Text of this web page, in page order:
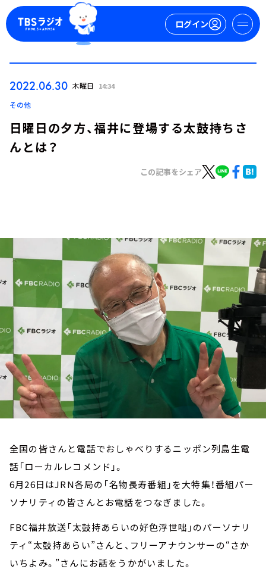
ログイン
トピックス
TBS Podcast
イベント・グッズ
YouTube
会社情報
2022.06.30 木曜日 14:34
その他
日曜日の夕方、福井に登場する太鼓持ちさ
んとは？
この記事をシェア
全国の皆さんと電話でおしゃべりするニッポン列島生電
話「ローカルレコメンド」。
6月26日はJRN各局の「名物長寿番組」を大特集！番組パー
ソナリティの皆さんとお電話をつなぎました。
FBC福井放送「太鼓持あらいの好色浮世咄」のパーソナリ
ティ“太鼓持あらい”さんと、フリーアナウンサーの“さか
いちよみ。”さんにお話をうかがいました。